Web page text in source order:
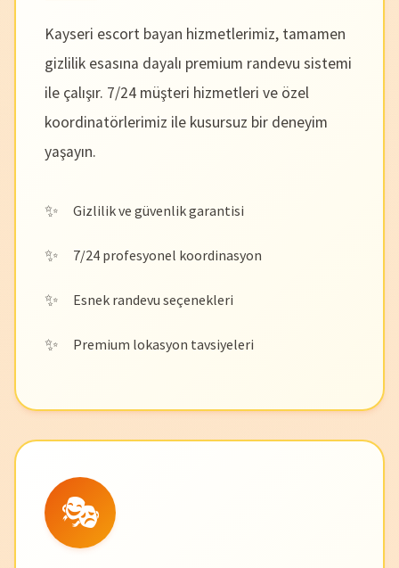
Kayseri escort bayan hizmetlerimiz, tamamen
gizlilik esasına dayalı premium randevu sistemi
ile çalışır. 7/24 müşteri hizmetleri ve özel
koordinatörlerimiz ile kusursuz bir deneyim
yaşayın.
Gizlilik ve güvenlik garantisi
7/24 profesyonel koordinasyon
Esnek randevu seçenekleri
Premium lokasyon tavsiyeleri
🎭